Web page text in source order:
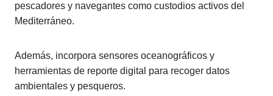
pescadores y navegantes como custodios activos del
Mediterráneo.
Además, incorpora sensores oceanográficos y
herramientas de reporte digital para recoger datos
ambientales y pesqueros.